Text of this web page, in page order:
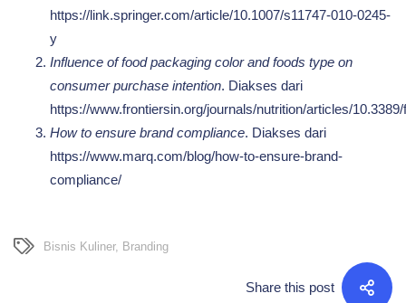
https://link.springer.com/article/10.1007/s11747-010-0245-
y
Influence of food packaging color and foods type on
consumer purchase intention. Diakses dari
https://www.frontiersin.org/journals/nutrition/articles/
How to ensure brand compliance. Diakses dari
https://www.marq.com/blog/how-to-ensure-brand-
compliance/
Bisnis Kuliner, Branding
Share this post